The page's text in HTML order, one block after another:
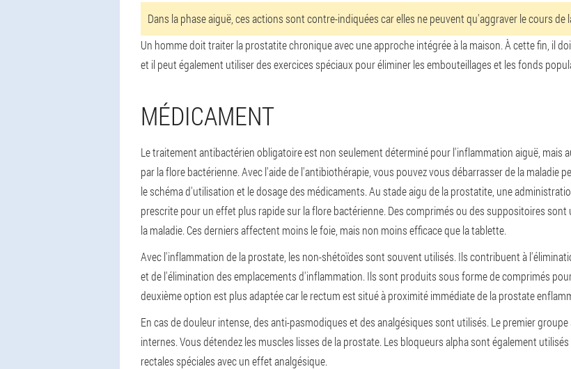
Dans la phase aiguë, ces actions sont contre-indiquées car elles ne peuvent qu'aggraver le cours de
Un homme doit traiter la prostatite chronique avec une approche intégrée à la maison. À cette fin, il
et il peut également utiliser des exercices spéciaux pour éliminer les embouteillages et les fonds
MÉDICAMENT
Le traitement antibactérien obligatoire est non seulement déterminé pour l'inflammation aiguë, mais
par la flore bactérienne. Avec l'aide de l'antibiothérapie, vous pouvez vous débarrasser de la maladie
le schéma d'utilisation et le dosage des médicaments. Au stade aigu de la prostatite, une
prescrite pour un effet plus rapide sur la flore bactérienne. Des comprimés ou des suppositoires
la maladie. Ces derniers affectent moins le foie, mais non moins efficace que la tablette.
Avec l'inflammation de la prostate, les non-shétoïdes sont souvent utilisés. Ils contribuent à
et de l'élimination des emplacements d'inflammation. Ils sont produits sous forme de comprimés
deuxième option est plus adaptée car le rectum est situé à proximité immédiate de la prostate
En cas de douleur intense, des anti-pasmodiques et des analgésiques sont utilisés. Le premier
internes. Vous détendez les muscles lisses de la prostate. Les bloqueurs alpha sont également
rectales spéciales avec un effet analgésique.